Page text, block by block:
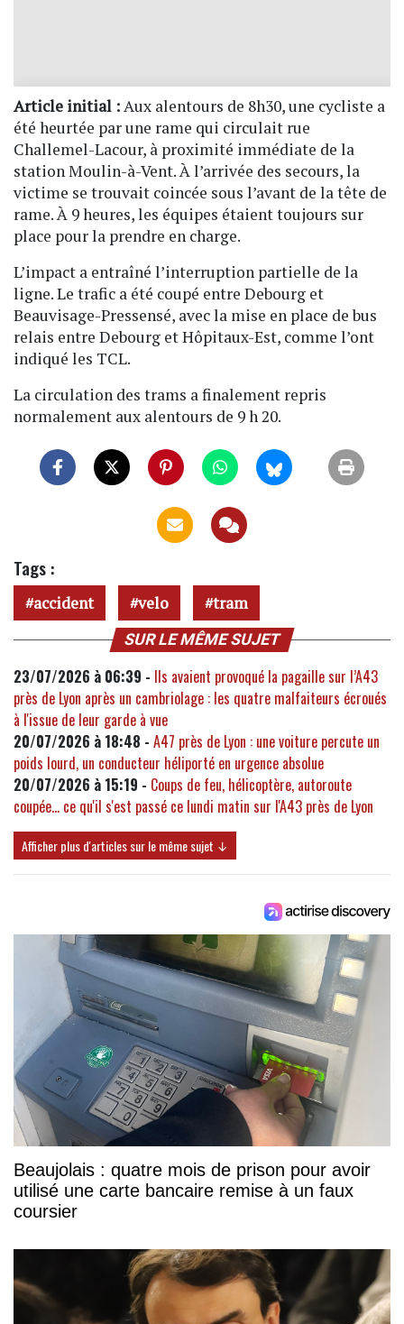
Article initial :Aux alentours de 8h30, une cycliste a
été heurtée par une rame qui circulait rue
Challemel-Lacour, à proximité immédiate de la
station Moulin-à-Vent. À l’arrivée des secours, la
victime se trouvait coincée sous l’avant de la tête de
rame. À 9 heures, les équipes étaient toujours sur
place pour la prendre en charge.
L’impact a entraîné l’interruption partielle de la
ligne. Le trafic a été coupé entre Debourg et
Beauvisage-Pressensé, avec la mise en place de bus
relais entre Debourg et Hôpitaux-Est, comme l’ont
indiqué les TCL.
La circulation des trams a finalement repris
normalement aux alentours de 9 h 20.
Tags :
accident velo tram
SUR LE MÊME SUJET
23/07/2026 à 06:39 - Ils avaient provoqué la pagaille sur l’A43
près de Lyon après un cambriolage : les quatre malfaiteurs écroués
à l'issue de leur garde à vue
20/07/2026 à 18:48 - A47 près de Lyon : une voiture percute un
poids lourd, un conducteur héliporté en urgence absolue
20/07/2026 à 15:19 - Coups de feu, hélicoptère, autoroute
coupée... ce qu'il s'est passé ce lundi matin sur l'A43 près de Lyon
Afficher plus d'articles sur le même sujet ↓
Beaujolais : quatre mois de prison pour avoir
utilisé une carte bancaire remise à un faux
coursier